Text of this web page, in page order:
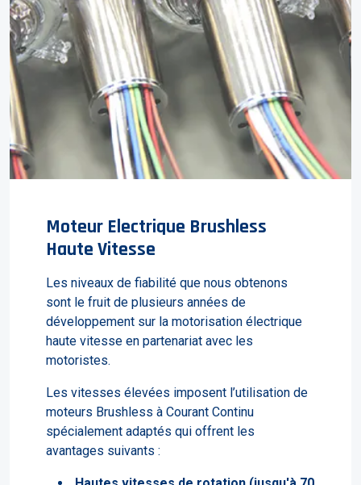
Moteur Electrique Brushless
Haute Vitesse
Les niveaux de fiabilité que nous obtenons
sont le fruit de plusieurs années de
développement sur la motorisation électrique
haute vitesse en partenariat avec les
motoristes.
Les vitesses élevées imposent l’utilisation de
moteurs Brushless à Courant Continu
spécialement adaptés qui offrent les
avantages suivants :